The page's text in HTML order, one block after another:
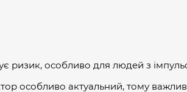
ризик, особливо для людей з
особливо актуальний, тому